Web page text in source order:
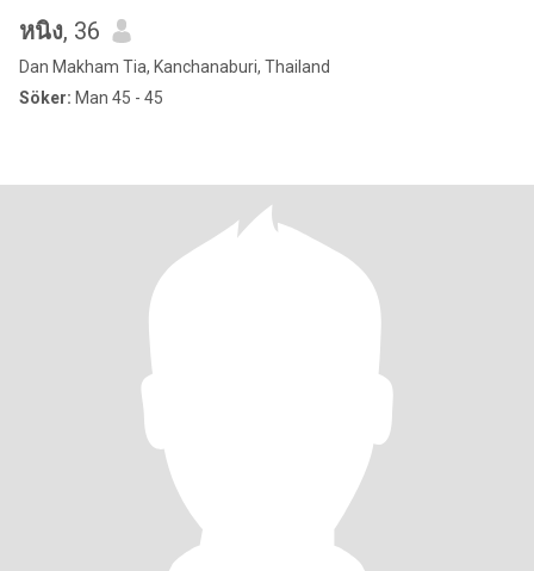
หนิง, 36
Dan Makham Tia, Kanchanaburi, Thailand
Söker: Man 45 - 45